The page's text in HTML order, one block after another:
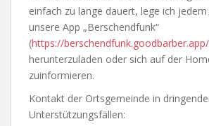
einfach zu lange dauert, lege ich
unsere App „Berschendfunk“
(https://berschendfunk.goodbarber.app/
herunterzuladen oder sich auf der
zuinformieren.
Kontakt der Ortsgemeinde in
Unterstützungsfällen: